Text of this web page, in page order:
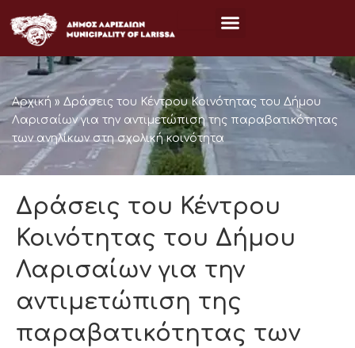
στο
περιεχόμενο
Αρχική » Δράσεις του Κέντρου Κοινότητας του Δήμου
Λαρισαίων για την αντιμετώπιση της παραβατικότητας
των ανηλίκων στη σχολική κοινότητα
Δράσεις του Κέντρου
Κοινότητας του Δήμου
Λαρισαίων για την
αντιμετώπιση της
παραβατικότητας των